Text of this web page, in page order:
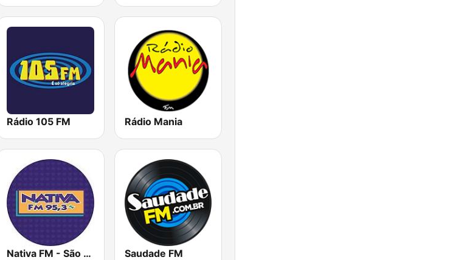
Rádio 105 FM Rádio Mania
Nativa FM - São Paulo Saudade FM